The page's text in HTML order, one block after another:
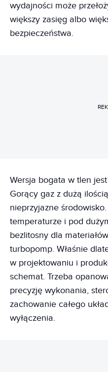
wydajności może
większy zasięg albo
bezpieczeństwa.
Wersja bogata w tlen
Gorący gaz z dużą
nieprzyjazne
temperaturze i pod
bezlitosny dla
turbopomp. Właśnie
w projektowaniu i
schemat. Trzeba
precyzję wykonania,
zachowanie całego
wyłączenia.